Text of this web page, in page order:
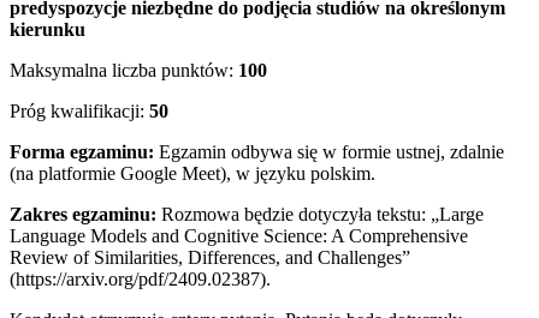
predyspozycje niezbędne do podjęcia studiów na określonym
kierunku
Maksymalna liczba punktów: 100
Próg kwalifikacji: 50
Forma egzaminu: Egzamin odbywa się w formie ustnej, zdalnie
(na platformie Google Meet), w języku polskim.
Zakres egzaminu: Rozmowa będzie dotyczyła tekstu: „Large
Language Models and Cognitive Science: A Comprehensive
Review of Similarities, Differences, and Challenges”
(https://arxiv.org/pdf/2409.02387).